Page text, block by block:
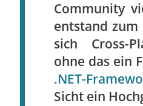
Community
entstand zum
sich Cross-
ohne das ein
.NET-
Sicht ein